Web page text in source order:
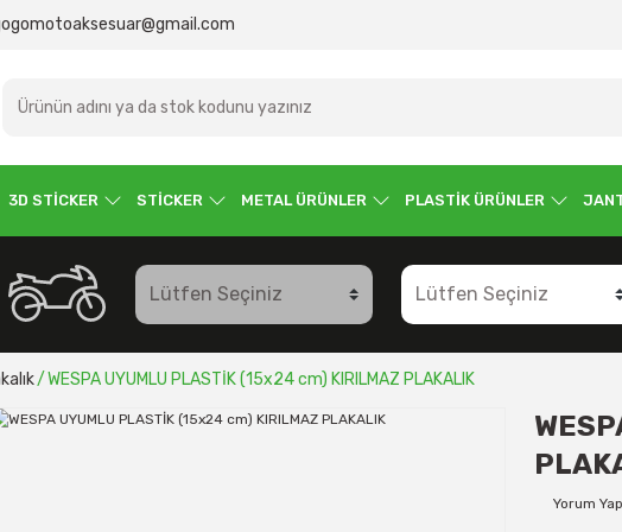
3D STİCKER STİCKER METAL ÜRÜNLER PLASTİK ÜRÜNLER
WESPA UYUMLU PLASTİK (15x24 cm) KIRILMAZ PLAKALIK
Yorum